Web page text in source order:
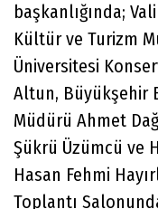
başkanlığında;
Kültür ve Turizm
Üniversitesi
Altun, Büyükşehir
Müdürü Ahmet
Şükrü Üzümcü ve
Hasan Fehmi
Toplantı